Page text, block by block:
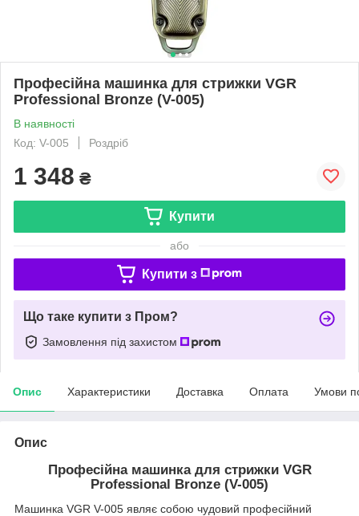
Професійна машинка для стрижки VGR
Professional Bronze (V-005)
В наявності
Код: V-005
Роздріб
1 348 ₴
Купити
або
Купити з
Що таке купити з Пром?
Замовлення під захистом
Опис Характеристики Доставка Оплата Умови
Опис
Професійна машинка для стрижки VGR
Professional Bronze (V-005)
Машинка VGR V-005 являє собою чудовий професійний